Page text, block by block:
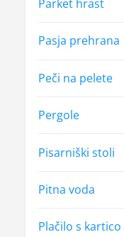
Parket hrast
Pasja prehrana
Peči na pelete
Pergole
Pisarniški stoli
Pitna voda
Plačilo s kartico